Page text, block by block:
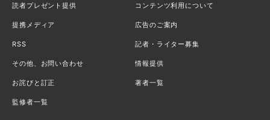
読者プレゼント提供 コンテンツ利用について
提携メディア 広告のご案内
RSS 記者・ライター募集
その他、お問い合わせ 情報提供
お詫びと訂正 著者一覧
監修者一覧